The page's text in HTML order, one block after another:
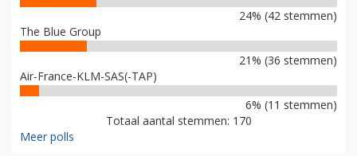
24% (42 stemmen)
The Blue Group
21% (36 stemmen)
Air-France-KLM-SAS(-TAP)
6% (11 stemmen)
Totaal aantal stemmen: 170
Meer polls